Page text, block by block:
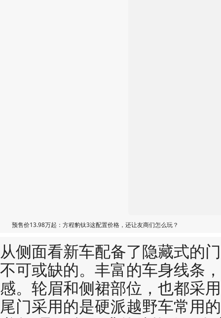
预售价13.98万起：方程豹钛3这配置价格，还让友商们怎么玩？
从侧面看新车配备了隐藏式的
不可或缺的。丰富的车身线条
感。轮眉和侧裙部位，也都采
尾门采用的是硬派越野车常用